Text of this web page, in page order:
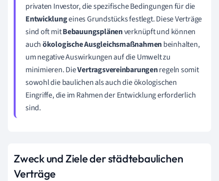
privaten Investor, die spezifische Bedingungen für die
Entwicklungeines Grundstücks festlegt. Diese Verträge
sind oft mitBebauungsplänenverknüpft und können
auchökologische Ausgleichsmaßnahmenbeinhalten,
um negative Auswirkungen auf die Umwelt zu
minimieren. DieVertragsvereinbarungenregeln somit
sowohl die baulichen als auch die ökologischen
Eingriffe, die im Rahmen der Entwicklung erforderlich
sind.
Zweck und Ziele der städtebaulichen
Verträge